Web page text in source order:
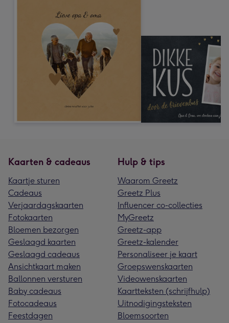
Kaarten & cadeaus
Kaartje sturen
Cadeaus
Verjaardagskaarten
Fotokaarten
Bloemen bezorgen
Geslaagd kaarten
Geslaagd cadeaus
Ansichtkaart maken
Ballonnen versturen
Baby cadeaus
Fotocadeaus
Feestdagen
Hulp & tips
Waarom Greetz
Greetz Plus
Influencer co-collecties
MyGreetz
Greetz-app
Greetz-kalender
Personaliseer je kaart
Groepswenskaarten
Videowenskaarten
Kaartteksten (schrijfhulp)
Uitnodigingsteksten
Bloemsoorten